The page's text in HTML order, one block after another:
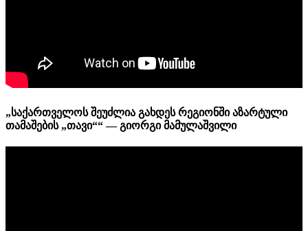
„საქართველოს შეუძლია გახდეს რეგიონში აზარტული
თამაშების „თავი““ — გიორგი მამულაშვილი